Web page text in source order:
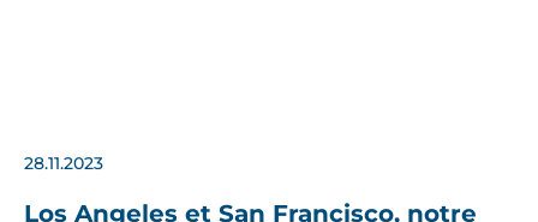
28.11.2023
Los Angeles et San Francisco, notre